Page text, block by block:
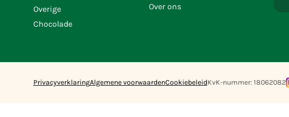
Overige
Chocolade
Over ons
PrivacyverklaringAlgemene voorwaardenCookiebeleidKvK-nummer: 18062082